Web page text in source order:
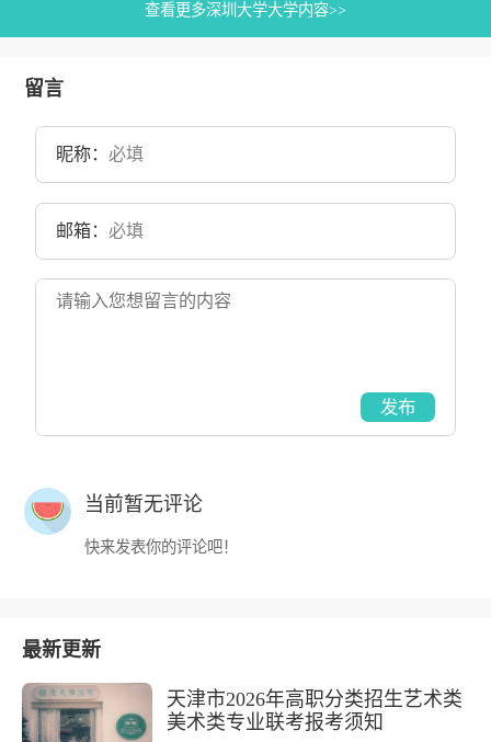
查看更多深圳大学大学内容>>
留言
昵称：
邮箱：
发布
当前暂无评论
快来发表你的评论吧！
最新更新
天津市2026年高职分类招生艺术类
美术类专业联考报考须知